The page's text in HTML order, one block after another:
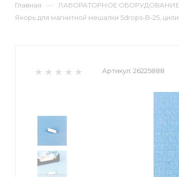
Главная — ЛАБОРАТОРНОЕ ОБОРУДОВАНИЕ
Якорь для магнитной мешалки 5drops-B-25,
Артикул: 26225888